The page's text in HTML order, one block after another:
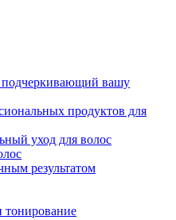
подчеркивающий вашу
продуктов для
уход для волос
результатом
тонирование